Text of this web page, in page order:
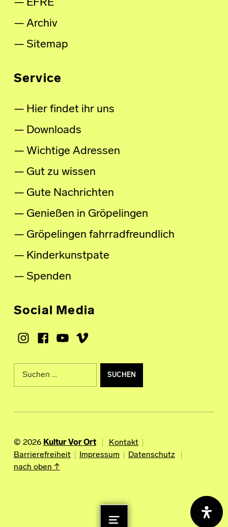
EFRE
Archiv
Sitemap
Service
Hier findet ihr uns
Downloads
Wichtige Adressen
Gut zu wissen
Gute Nachrichten
Genießen in Gröpelingen
Gröpelingen fahrradfreundlich
Kinderkunstpate
Spenden
Social Media
Instagram
Facebook
Youtube
Vimeo
Suche nach:
© 2026 Kultur Vor Ort
Kontakt
Barrierefreiheit
Impressum
Datenschutz
nach oben ↑